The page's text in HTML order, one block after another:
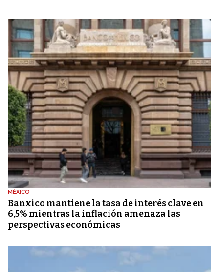
MÉXICO
Banxico mantiene la tasa de interés clave en
6,5% mientras la inflación amenaza las
perspectivas económicas